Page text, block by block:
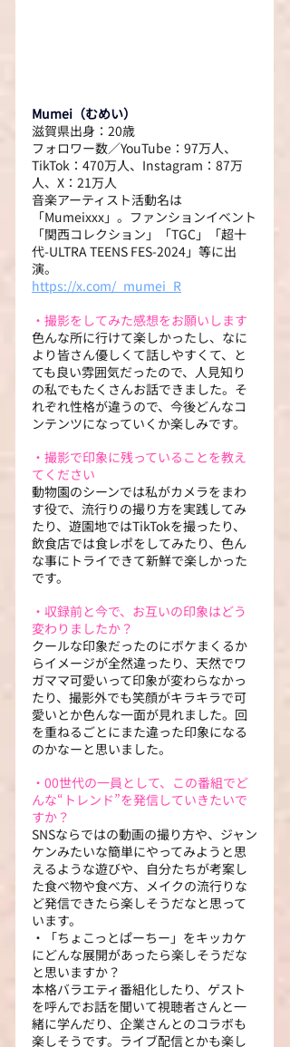
Mumei（むめい）
滋賀県出身：20歳
フォロワー数／YouTube：97万人、
TikTok：470万人、Instagram：87万
人、X：21万人
音楽アーティスト活動名は
「Mumeixxx」。ファンションイベント
「関西コレクション」「TGC」「超十
代-ULTRA TEENS FES-2024」等に出
演。
https://x.com/_mumei_R
・撮影をしてみた感想をお願いします
色んな所に行けて楽しかったし、なに
より皆さん優しくて話しやすくて、と
ても良い雰囲気だったので、人見知り
の私でもたくさんお話できました。そ
れぞれ性格が違うので、今後どんなコ
ンテンツになっていくか楽しみです。
・撮影で印象に残っていることを教え
てください
動物園のシーンでは私がカメラをまわ
す役で、流行りの撮り方を実践してみ
たり、遊園地ではTikTokを撮ったり、
飲食店では食レポをしてみたり、色ん
な事にトライできて新鮮で楽しかった
です。
・収録前と今で、お互いの印象はどう
変わりましたか？
クールな印象だったのにボケまくるか
らイメージが全然違ったり、天然でワ
ガママ可愛いって印象が変わらなかっ
たり、撮影外でも笑顔がキラキラで可
愛いとか色んな一面が見れました。回
を重ねるごとにまた違った印象になる
のかなーと思いました。
・00世代の一員として、この番組でど
んな“トレンド”を発信していきたいで
すか？
SNSならではの動画の撮り方や、ジャン
ケンみたいな簡単にやってみようと思
えるような遊びや、自分たちが考案し
た食べ物や食べ方、メイクの流行りな
ど発信できたら楽しそうだなと思って
います。
・「ちょこっとぱーちー」をキッカケ
にどんな展開があったら楽しそうだな
と思いますか？
本格バラエティ番組化したり、ゲスト
を呼んでお話を聞いて視聴者さんと一
緒に学んだり、企業さんとのコラボも
楽しそうです。ライブ配信とかも楽し